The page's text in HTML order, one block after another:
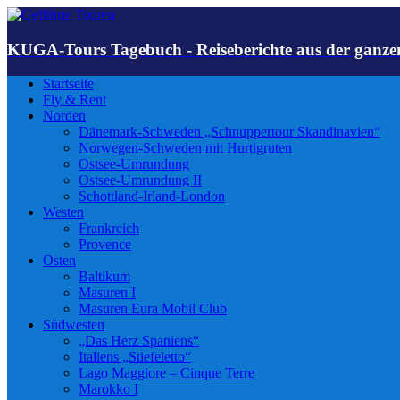
KUGA-Tours Tagebuch - Reiseberichte aus der
Startseite
Fly & Rent
Norden
Dänemark-Schweden „Schnuppertour Skandinavien“
Norwegen-Schweden mit Hurtigruten
Ostsee-Umrundung
Ostsee-Umrundung II
Schottland-Irland-London
Westen
Frankreich
Provence
Osten
Baltikum
Masuren I
Masuren Eura Mobil Club
Südwesten
„Das Herz Spaniens“
Italiens „Stiefeletto“
Lago Maggiore – Cinque Terre
Marokko I